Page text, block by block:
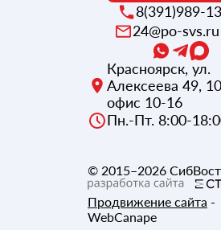
8(391)989-
24@po-svs.ru
Красноярск, ул.
Алексеева 49,
офис 10-16
Пн.-Пт. 8:00-
© 2015–2026
Продвижение сайта -
WebCanape